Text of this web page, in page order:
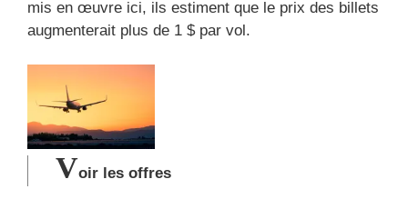
mis en œuvre ici, ils estiment que le prix des billets
augmenterait plus de 1 $ par vol.
Voir les offres